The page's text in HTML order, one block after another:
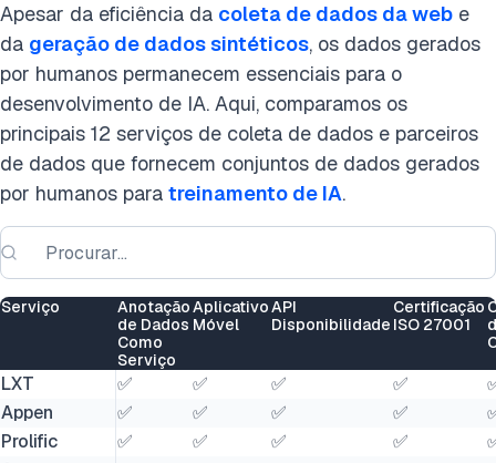
Apesar da eficiência da coleta de dados da web e
da geração de dados sintéticos, os dados gerados
por humanos permanecem essenciais para o
desenvolvimento de IA. Aqui, comparamos os
principais 12 serviços de coleta de dados e parceiros
de dados que fornecem conjuntos de dados gerados
por humanos para treinamento de IA.
Serviço
Anotação
de Dados
Como
Serviço
Aplicativo
Móvel
API
Disponibilidade
Certificação
ISO 27001
LXT ✅ ✅ ✅ ✅
Appen
✅ ✅ ✅ ✅
Prolific
✅ ✅ ✅ ✅